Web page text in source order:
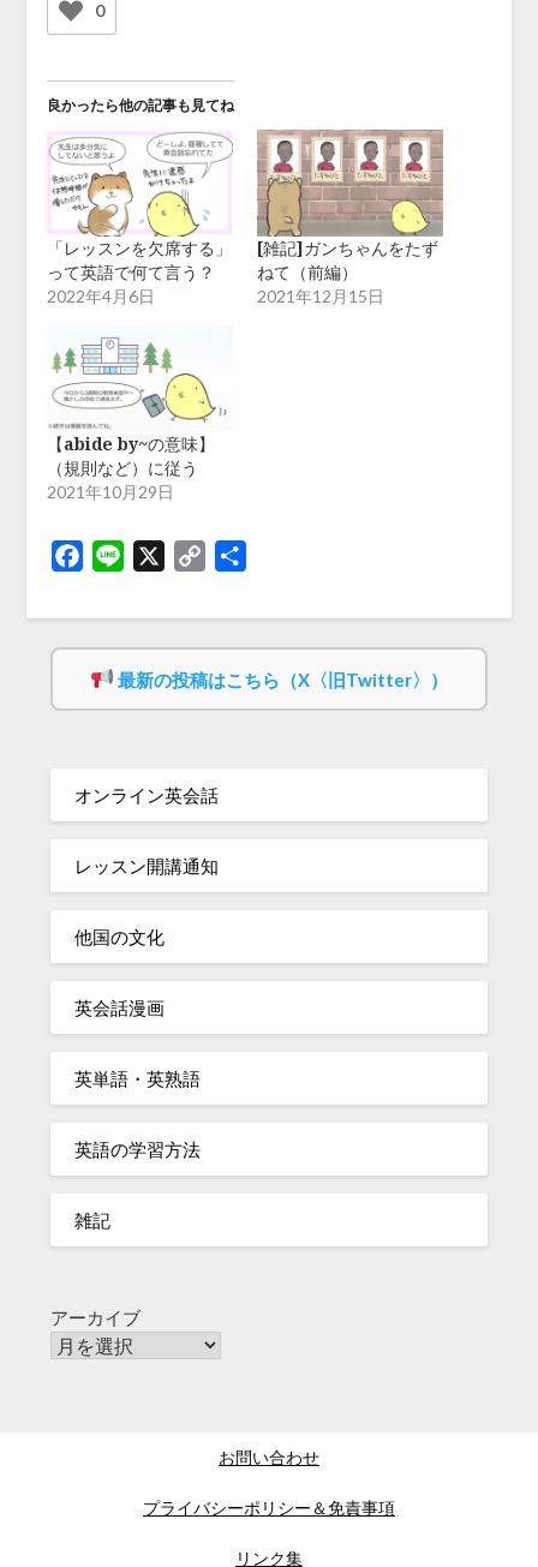
0
良かったら他の記事も見てね
「レッスンを欠席する」
って英語で何て言う？
2022年4月6日
[雑記]ガンちゃんをたず
ねて（前編）
2021年12月15日
【abide by~の意味】
（規則など）に従う
2021年10月29日
Facebook
Line
Copy
最新の投稿はこちら（X〈旧Twitter〉）
オンライン英会話
レッスン開講通知
他国の文化
英会話漫画
英単語・英熟語
英語の学習方法
雑記
アーカイブ
お問い合わせ
プライバシーポリシー＆免責事項
リンク集